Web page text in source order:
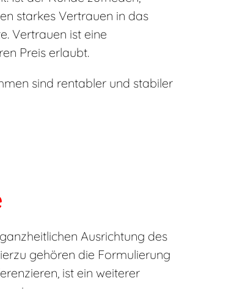
starkes Vertrauen in das
Vertrauen ist eine
Preis erlaubt.
sind rentabler und stabiler
Ausrichtung des
gehören die Formulierung
ist ein weiterer